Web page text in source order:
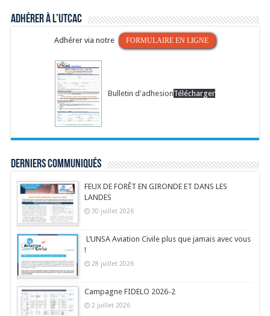
Adhérer à l’UTCAC
Adhérer via notre FORMULAIRE EN LIGNE
Bulletin d'adhesionTélécharger
Derniers communiqués
FEUX DE FORÊT EN GIRONDE ET DANS LES
LANDES
30 juillet 2026
L’UNSA Aviation Civile plus que jamais avec vous
!
28 juillet 2026
Campagne FIDELO 2026-2
2 juillet 2026